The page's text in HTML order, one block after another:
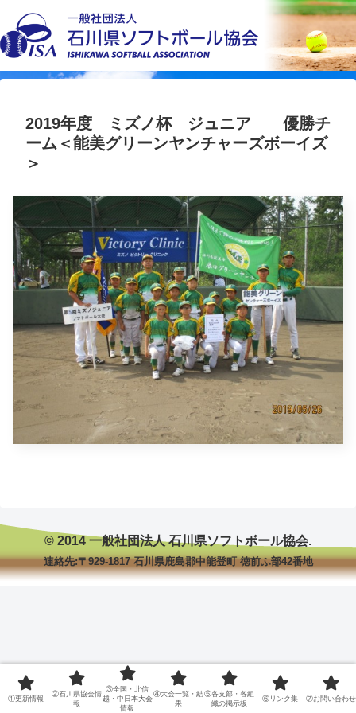
2019年度 ミズノ杯 ジュニア 優勝チ
ーム＜能美グリーンヤンチャーズボーイズ
＞
© 2014 一般社団法人 石川県ソフトボール協会.
連絡先:〒929-1817 石川県鹿島郡中能登町 徳前ふ部42番地
①更新情報
②石川県協会情
報
③全国・北信
越・中日本大会
情報
④大会一覧・結
果
⑤各支部・各組
織の掲示板
⑥リンク集 ⑦お問い合わせ